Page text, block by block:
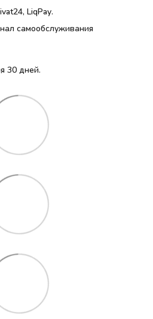
LiqPay.
самообслуживания
30 дней.